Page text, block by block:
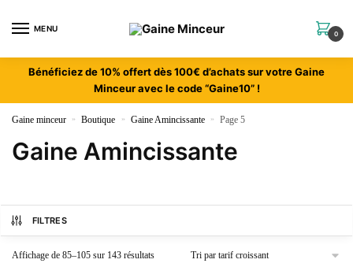
MENU
0
Bénéficiez de 10% offert dès 100€ d’achats sur votre Gaine
Minceur avec le code “Gaine10” !
Gaine minceur » Boutique » Gaine Amincissante » Page 5
Gaine Amincissante
FILTRES
Affichage de 85–105 sur 143 résultats